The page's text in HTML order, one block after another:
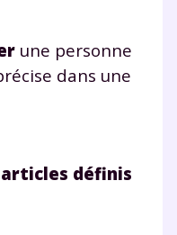
une personne
dans une
définis